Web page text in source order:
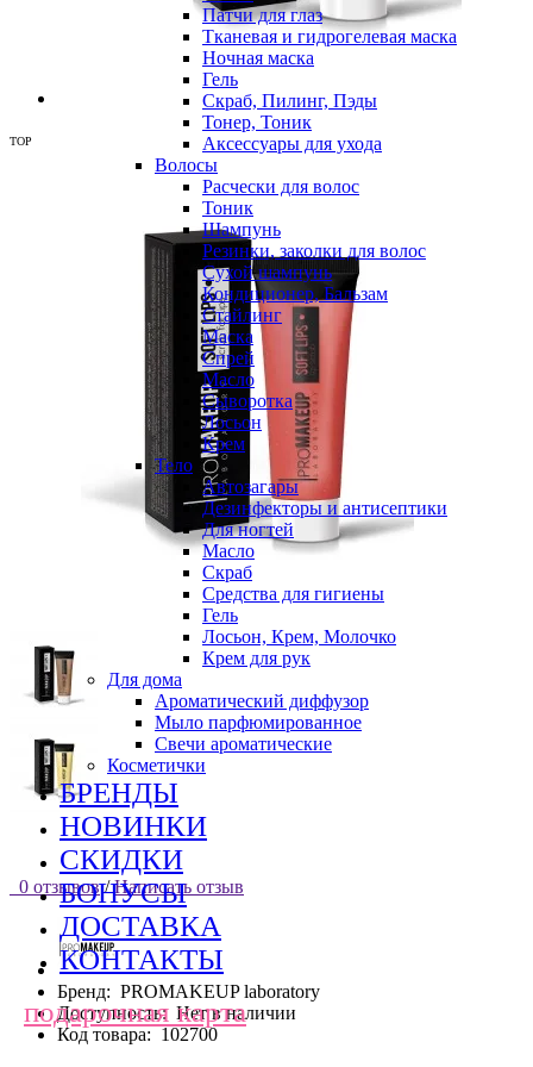
Патчи для глаз
Тканевая и гидрогелевая маска
Ночная маска
Гель
Скраб, Пилинг, Пэды
Тонер, Тоник
Аксессуары для ухода
Волосы
Расчески для волос
Тоник
Шампунь
Резинки, заколки для волос
Сухой шампунь
Кондиционер, Бальзам
Стайлинг
Маска
Спрей
Масло
Сыворотка
Лосьон
Крем
Тело
Автозагары
Дезинфекторы и антисептики
Для ногтей
Масло
Скраб
Средства для гигиены
Гель
Лосьон, Крем, Молочко
Крем для рук
Для дома
Ароматический диффузор
Мыло парфюмированное
Свечи ароматические
Косметички
БРЕНДЫ
НОВИНКИ
СКИДКИ
БОНУСЫ
ДОСТАВКА
КОНТАКТЫ
подарочная карта
TOP
0 отзывов / Написать отзыв
Бренд: PROMAKEUP laboratory
Доступность: Нет в наличии
Код товара: 102700